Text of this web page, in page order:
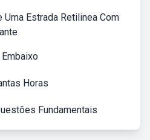
Uma Estrada Retilinea Com
Horas
Fundamentais